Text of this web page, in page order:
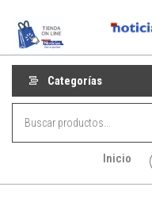
contenido
Promociones
Promociones
Categorías
Inicio